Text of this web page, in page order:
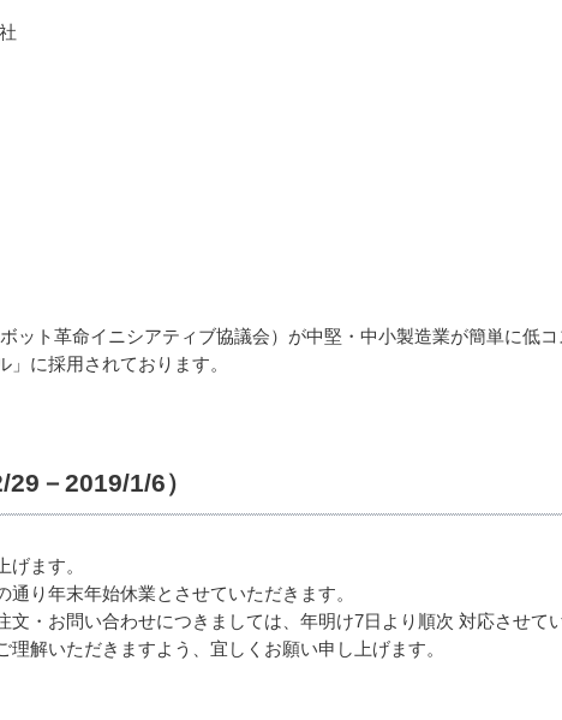
ット革命イニシアティブ協議会）が中堅・中小製造業が簡単に低
に採用されております。
－2019/1/6）
ます。
り年末年始休業とさせていただきます。
・お問い合わせにつきましては、年明け7日より順次 対応させて
解いただきますよう、宜しくお願い申し上げます。